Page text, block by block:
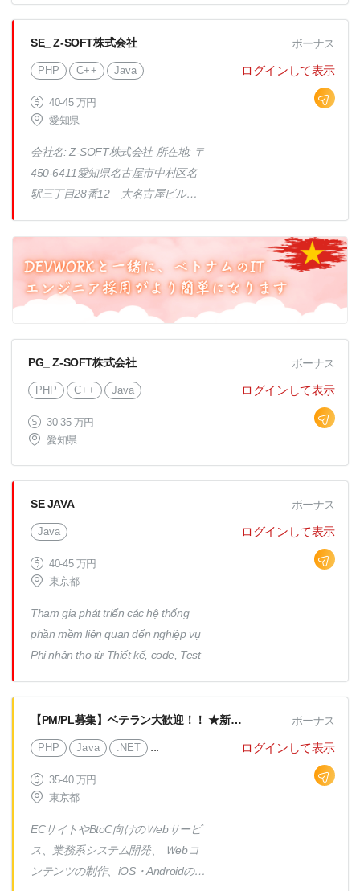
SE_ Z-SOFT株式会社
PHP C++ Java
40-45 万円
愛知県
会社名: Z-SOFT株式会社 所在地: 〒
450-6411愛知県名古屋市中村区名
駅三丁目28番12 大名古屋ビルヂ
グレーション、システム開発 選考
方法: 書類選考→面接（1～2回）→
研修→内定
ボーナス
ログインして表示
PG_ Z-SOFT株式会社
PHP C++ Java
30-35 万円
愛知県
ボーナス
ログインして表示
SE JAVA
Java
40-45 万円
東京都
Tham gia phát triển các hệ thống
phần mềm liên quan đến nghiệp vụ
Phi nhân thọ từ Thiết kế, code, Test
ボーナス
ログインして表示
【PM/PL募集】ベテラン大歓迎！！ ★新規事業で活躍できるチャンス★ Webシステム
PHP Java .NET ...
35-40 万円
東京都
ECサイトやBtoC向けのＷebサービ
ス、業務系システム開発、 Ｗebコ
ンテンツの制作、iOS・Androidのア
ボーナス
ログインして表示